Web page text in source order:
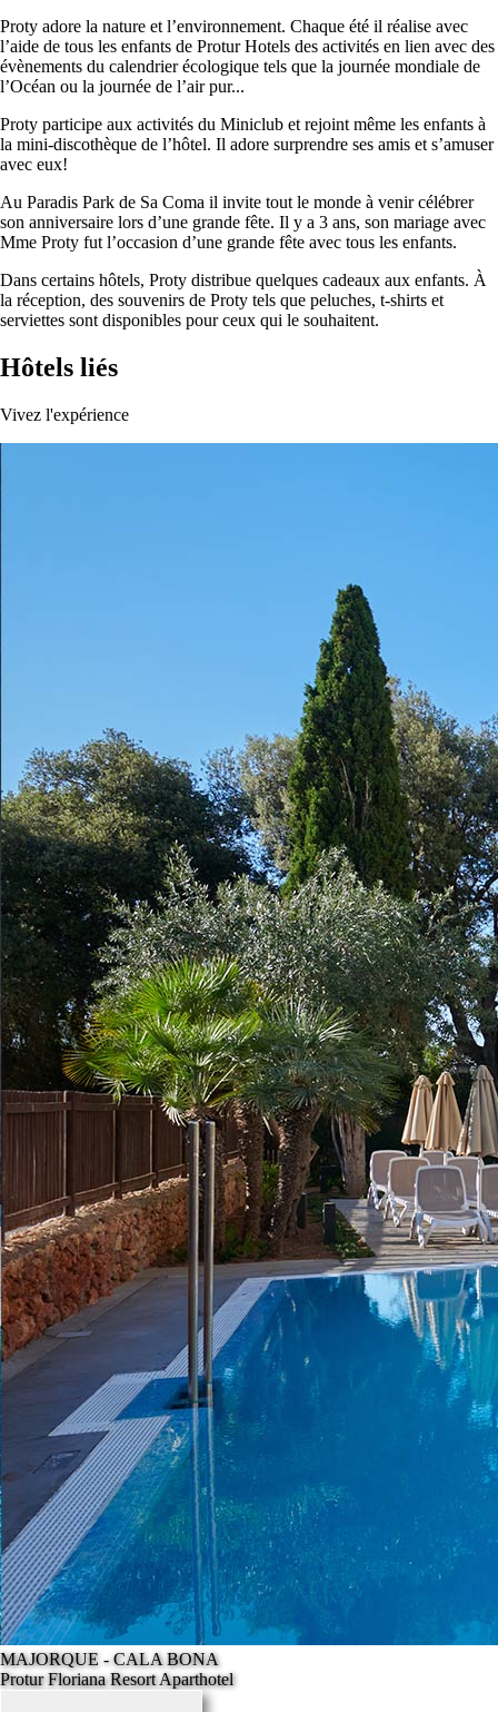
Proty adore la nature et l’environnement. Chaque été il réalise avec
l’aide de tous les enfants de Protur Hotels des activités en lien avec des
évènements du calendrier écologique tels que la journée mondiale de
l’Océan ou la journée de l’air pur...
Proty participe aux activités du Miniclub et rejoint même les enfants à
la mini-discothèque de l’hôtel. Il adore surprendre ses amis et s’amuser
avec eux!
Au Paradis Park de Sa Coma il invite tout le monde à venir célébrer
son anniversaire lors d’une grande fête. Il y a 3 ans, son mariage avec
Mme Proty fut l’occasion d’une grande fête avec tous les enfants.
Dans certains hôtels, Proty distribue quelques cadeaux aux enfants. À
la réception, des souvenirs de Proty tels que peluches, t-shirts et
serviettes sont disponibles pour ceux qui le souhaitent.
Hôtels liés
Vivez l'expérience
MAJORQUE - CALA BONA
Protur Floriana Resort Aparthotel